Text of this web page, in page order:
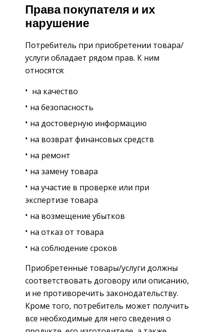
Права покупателя и их
нарушение
Потребитель при приобретении товара/
услуги обладает рядом прав. К ним
относятся:
на качество
на безопасность
на достоверную информацию
на возврат финансовых средств
на ремонт
на замену товара
на участие в проверке или при
экспертизе товара
на возмещение убытков
на отказ от товара
на соблюдение сроков
Приобретенные товары/услуги должны
соответствовать договору или описанию,
и не противоречить законодательству.
Кроме того, потребитель может получить
все необходимые для него сведения о